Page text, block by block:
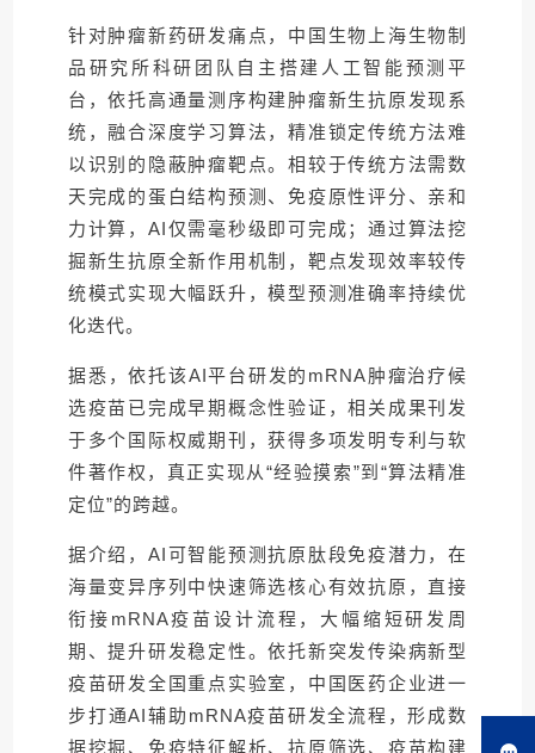
针对肿瘤新药研发痛点，中国生物上海生物制
品研究所科研团队自主搭建人工智能预测平
台，依托高通量测序构建肿瘤新生抗原发现系
统，融合深度学习算法，精准锁定传统方法难
以识别的隐蔽肿瘤靶点。相较于传统方法需数
天完成的蛋白结构预测、免疫原性评分、亲和
力计算，AI仅需毫秒级即可完成；通过算法挖
掘新生抗原全新作用机制，靶点发现效率较传
统模式实现大幅跃升，模型预测准确率持续优
化迭代。
据悉，依托该AI平台研发的mRNA肿瘤治疗候
选疫苗已完成早期概念性验证，相关成果刊发
于多个国际权威期刊，获得多项发明专利与软
件著作权，真正实现从“经验摸索”到“算法精准
定位”的跨越。
据介绍，AI可智能预测抗原肽段免疫潜力，在
海量变异序列中快速筛选核心有效抗原，直接
衔接mRNA疫苗设计流程，大幅缩短研发周
期、提升研发稳定性。依托新突发传染病新型
疫苗研发全国重点实验室，中国医药企业进一
步打通AI辅助mRNA疫苗研发全流程，形成数
据挖掘、免疫特征解析、抗原筛选、疫苗构建